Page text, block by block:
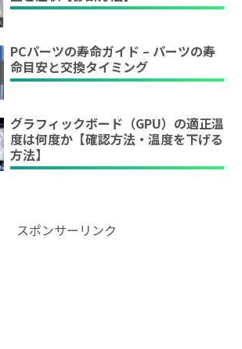
PCパーツの寿命ガイド – パーツの寿
命目安と交換タイミング
グラフィックボード（GPU）の適正温
度は何度か【確認方法・温度を下げる
方法】
スポンサーリンク